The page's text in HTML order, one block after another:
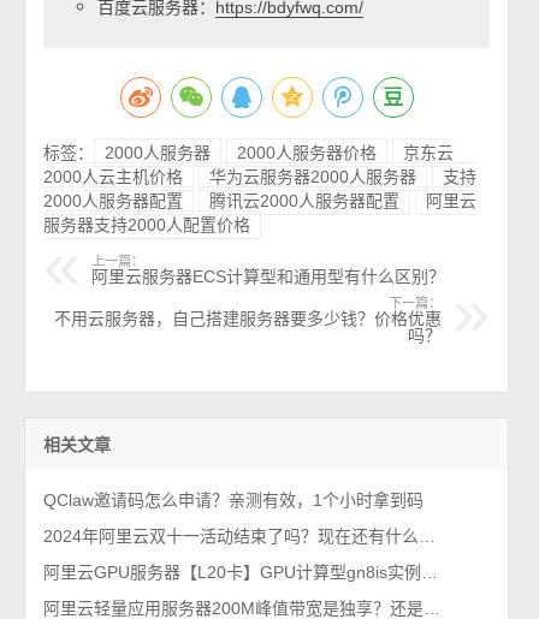
百度云服务器： https://bdyfwq.com/
标签： 2000人服务器 2000人服务器价格
京东云
2000人云主机价格
华为云服务器2000人服务器
支持
2000人服务器配置
腾讯云2000人服务器配置
阿里云
服务器支持2000人配置价格
上一篇：
阿里云服务器ECS计算型和通用型有什么区别？
下一篇：
不用云服务器，自己搭建服务器要多少钱？价格优惠
吗？
相关文章
QClaw邀请码怎么申请？亲测有效，1个小时拿到码